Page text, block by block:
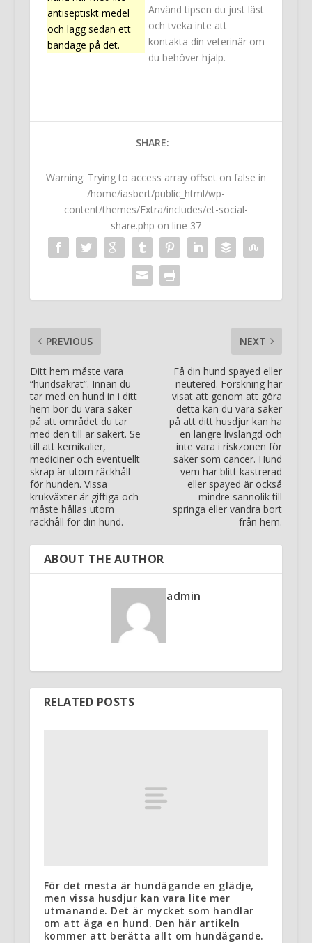
antiseptiskt medel
och lägg sedan ett
bandage på det.
Använd tipsen du just läst
och tveka inte att
kontakta din veterinär om
du behöver hjälp.
SHARE:
Warning: Trying to access array offset on false in
/home/iasbert/public_html/wp-
content/themes/Extra/includes/et-social-
share.php on line 37
PREVIOUS
Ditt hem måste vara
“hundsäkrat”. Innan du
tar med en hund in i ditt
hem bör du vara säker
på att området du tar
med den till är säkert. Se
till att kemikalier,
mediciner och eventuellt
skräp är utom räckhåll
för hunden. Vissa
krukväxter är giftiga och
måste hållas utom
räckhåll för din hund.
NEXT
Få din hund spayed eller
neutered. Forskning har
visat att genom att göra
detta kan du vara säker
på att ditt husdjur kan ha
en längre livslängd och
inte vara i riskzonen för
saker som cancer. Hund
vem har blitt kastrerad
eller spayed är också
mindre sannolik till
springa eller vandra bort
från hem.
ABOUT THE AUTHOR
admin
RELATED POSTS
För det mesta är hundägande en glädje,
men vissa husdjur kan vara lite mer
utmanande. Det är mycket som handlar
om att äga en hund. Den här artikeln
kommer att berätta allt om hundägande.